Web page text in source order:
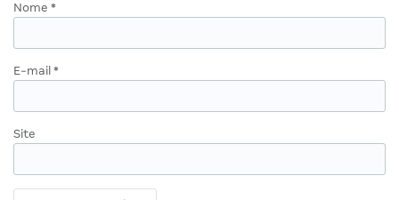
Nome *
E-mail *
Site